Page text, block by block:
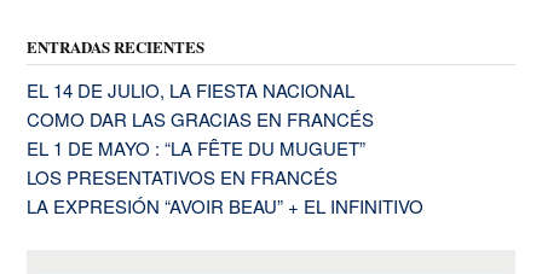
ENTRADAS RECIENTES
EL 14 DE JULIO, LA FIESTA NACIONAL
COMO DAR LAS GRACIAS EN FRANCÉS
EL 1 DE MAYO : “LA FÊTE DU MUGUET”
LOS PRESENTATIVOS EN FRANCÉS
LA EXPRESIÓN “AVOIR BEAU” + EL INFINITIVO